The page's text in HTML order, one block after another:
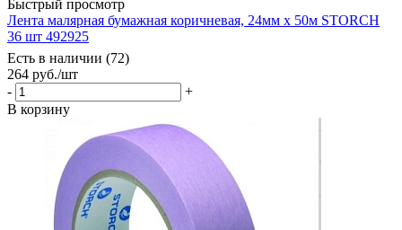
Быстрый просмотр
Лента малярная бумажная коричневая, 24мм х 50м STORCH
36 шт 492925
Есть в наличии (72)
264 руб./шт
-
+
В корзину